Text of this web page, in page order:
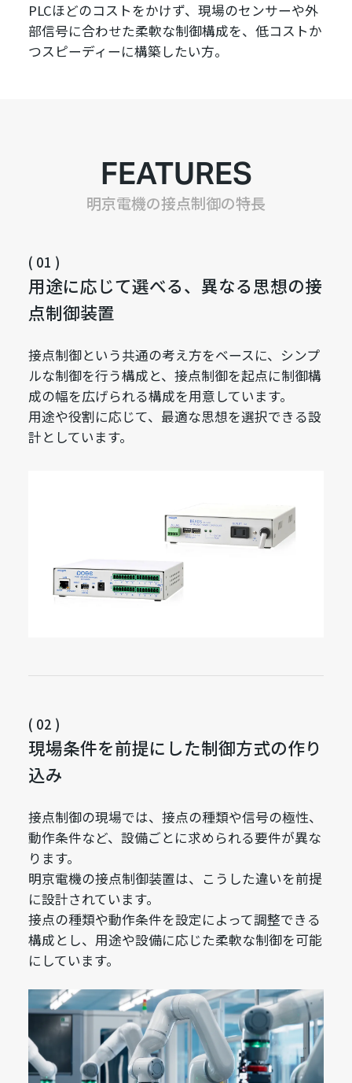
PLCほどのコストをかけず、現場のセンサーや外
部信号に合わせた柔軟な制御構成を、低コストか
つスピーディーに構築したい方。
FEATURES
明京電機の接点制御の特長
( 01 )
用途に応じて選べる、異なる思想の接
点制御装置
接点制御という共通の考え方をベースに、シンプ
ルな制御を行う構成と、接点制御を起点に制御構
成の幅を広げられる構成を用意しています。
用途や役割に応じて、最適な思想を選択できる設
計としています。
( 02 )
現場条件を前提にした制御方式の作り
込み
接点制御の現場では、接点の種類や信号の極性、
動作条件など、設備ごとに求められる要件が異な
ります。
明京電機の接点制御装置は、こうした違いを前提
に設計されています。
接点の種類や動作条件を設定によって調整できる
構成とし、用途や設備に応じた柔軟な制御を可能
にしています。